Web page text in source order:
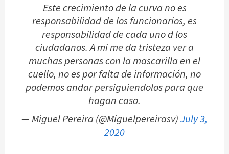
Este crecimiento de la curva no es
responsabilidad de los funcionarios, es
responsabilidad de cada uno d los
ciudadanos. A mi me da tristeza ver a
muchas personas con la mascarilla en el
cuello, no es por falta de información, no
podemos andar persiguiendolos para que
hagan caso.
— Miguel Pereira (@Miguelpereirasv)July 3,
2020